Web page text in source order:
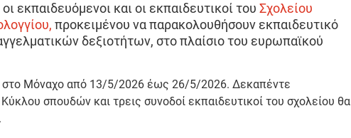
εκπαιδευόμενοι και οι εκπαιδευτικοί του Σχολείου
προκειμένου να παρακολουθήσουν εκπαιδευτικό
δεξιοτήτων, στο πλαίσιο του ευρωπαϊκού
στο Μόναχο από 13/5/2026 έως 26/5/2026. Δεκαπέντε
Κύκλου σπουδών και τρεις συνοδοί εκπαιδευτικοί του σχολείου θα